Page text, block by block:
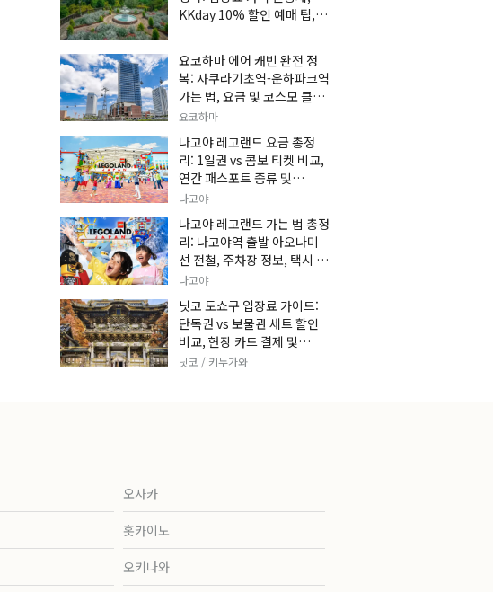
KKday 10% 할인 예매 팁, 쿠
요코하마 에어 캐빈 완전 정
복: 사쿠라기초역-운하파크역
가는 법, 요금 및 코스모 클락
세트권 할인, 추천 관광 코스
총정리
요코하마
나고야 레고랜드 요금 총정
리: 1일권 vs 콤보 티켓 비교,
연간 패스포트 종류 및
KKday 온라인 사전 할인 예
매 팁
나고야
나고야 레고랜드 가는 법 총정
리: 나고야역 출발 아오나미
선 전철, 주차장 정보, 택시 요
금 및 입장권 예약 팁
나고야
닛코 도쇼구 입장료 가이드:
단독권 vs 보물관 세트 할인
비교, 현장 카드 결제 및
KKday 사전 예매 팁
닛코 / 키누가와
오사카
홋카이도
오키나와